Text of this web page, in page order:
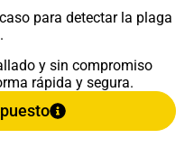
para detectar la plaga
y sin compromiso
rápida y segura.